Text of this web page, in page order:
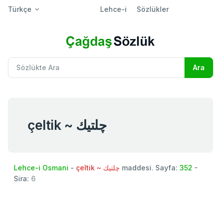
Türkçe Lehce-i Sözlükler
çeltik ~ چلتيك
Lehce-i Osmani - çeltik ~ چلتيك maddesi. Sayfa: 352 -
Sira: 6